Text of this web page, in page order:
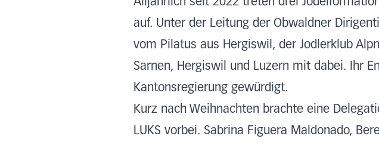
auf. Unter der Leitung der Obwaldner
vom Pilatus aus Hergiswil, der Jodlerklub
Sarnen, Hergiswil und Luzern mit dabei. Ihr
Kantonsregierung gewürdigt.
Kurz nach Weihnachten brachte eine
LUKS vorbei. Sabrina Figuera Maldonado,